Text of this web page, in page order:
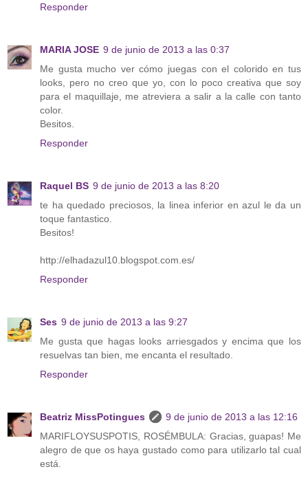
Responder
MARIA JOSE 9 de junio de 2013 a las 0:37
Me gusta mucho ver cómo juegas con el colorido en tus
looks, pero no creo que yo, con lo poco creativa que soy
para el maquillaje, me atreviera a salir a la calle con tanto
color.
Besitos.
Responder
Raquel BS 9 de junio de 2013 a las 8:20
te ha quedado preciosos, la linea inferior en azul le da un
toque fantastico.
Besitos!
http://elhadazul10.blogspot.com.es/
Responder
Ses 9 de junio de 2013 a las 9:27
Me gusta que hagas looks arriesgados y encima que los
resuelvas tan bien, me encanta el resultado.
Responder
Beatriz MissPotingues
9 de junio de 2013 a las 12:16
MARIFLOYSUSPOTIS, ROSÉMBULA: Gracias, guapas! Me
alegro de que os haya gustado como para utilizarlo tal cual
está.